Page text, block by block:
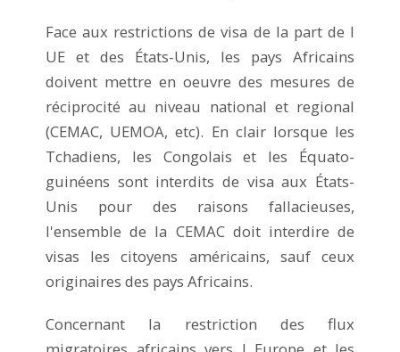
Face aux restrictions de visa de la part de l
UE et des États-Unis, les pays Africains
doivent mettre en oeuvre des mesures de
réciprocité au niveau national et regional
(CEMAC, UEMOA, etc). En clair lorsque les
Tchadiens, les Congolais et les Équato-
guinéens sont interdits de visa aux États-
Unis pour des raisons fallacieuses,
l'ensemble de la CEMAC doit interdire de
visas les citoyens américains, sauf ceux
originaires des pays Africains.
Concernant la restriction des flux